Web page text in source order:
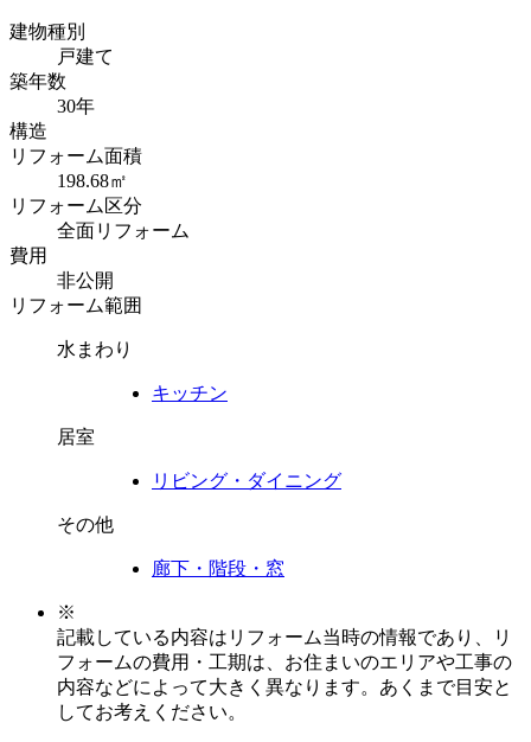
建物種別
戸建て
築年数
30年
構造
リフォーム面積
198.68㎡
リフォーム区分
全面リフォーム
費用
非公開
リフォーム範囲
水まわり
キッチン
居室
リビング・ダイニング
その他
廊下・階段・窓
※
記載している内容はリフォーム当時の情報であり、リ
フォームの費用・工期は、お住まいのエリアや工事の
内容などによって大きく異なります。あくまで目安と
してお考えください。